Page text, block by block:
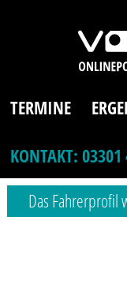
TERMINE
KONTAKT:
Das Fahrerprofil